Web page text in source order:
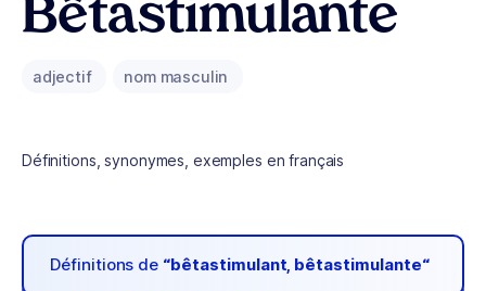
Bêtastimulante
adjectif nom masculin
Définitions, synonymes, exemples en français
Définitions de “bêtastimulant, bêtastimulante“